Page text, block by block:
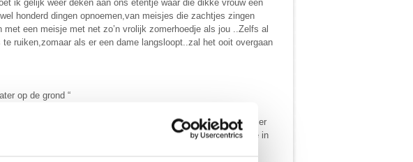
ik gelijk weer deken aan ons etentje waar die dikke vrouw een
honderd dingen opnoemen,van meisjes die zachtjes zingen
een meisje met net zo’n vrolijk zomerhoedje als jou ..Zelfs al
ruiken,zomaar als er een dame langsloopt..zal het ooit overgaan
op de grond “
passioneel begint heb je zelden in de hand “ Vorig jaar zomer
wel weer een keer tegen..misschien stap ik ooit nog eens bij je in